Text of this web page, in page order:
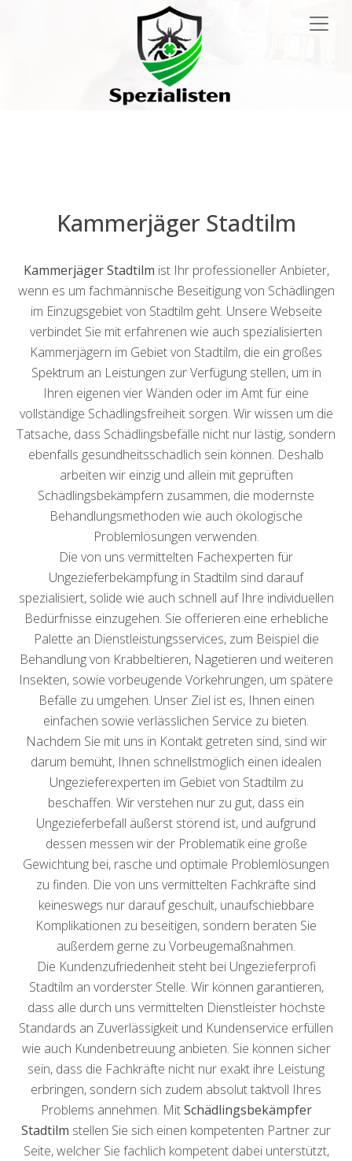
Kammerjäger Stadtilm
Kammerjäger Stadtilm ist Ihr professioneller Anbieter,
wenn es um fachmännische Beseitigung von Schädlingen
im Einzugsgebiet von Stadtilm geht. Unsere Webseite
verbindet Sie mit erfahrenen wie auch spezialisierten
Kammerjägern im Gebiet von Stadtilm, die ein großes
Spektrum an Leistungen zur Verfügung stellen, um in
Ihren eigenen vier Wänden oder im Amt für eine
vollständige Schädlingsfreiheit sorgen. Wir wissen um die
Tatsache, dass Schädlingsbefälle nicht nur lästig, sondern
ebenfalls gesundheitsschädlich sein können. Deshalb
arbeiten wir einzig und allein mit geprüften
Schädlingsbekämpfern zusammen, die modernste
Behandlungsmethoden wie auch ökologische
Problemlösungen verwenden.
Die von uns vermittelten Fachexperten für
Ungezieferbekämpfung in Stadtilm sind darauf
spezialisiert, solide wie auch schnell auf Ihre individuellen
Bedürfnisse einzugehen. Sie offerieren eine erhebliche
Palette an Dienstleistungsservices, zum Beispiel die
Behandlung von Krabbeltieren, Nagetieren und weiteren
Insekten, sowie vorbeugende Vorkehrungen, um spätere
Befälle zu umgehen. Unser Ziel ist es, Ihnen einen
einfachen sowie verlässlichen Service zu bieten.
Nachdem Sie mit uns in Kontakt getreten sind, sind wir
darum bemüht, Ihnen schnellstmöglich einen idealen
Ungezieferexperten im Gebiet von Stadtilm zu
beschaffen. Wir verstehen nur zu gut, dass ein
Ungezieferbefall äußerst störend ist, und aufgrund
dessen messen wir der Problematik eine große
Gewichtung bei, rasche und optimale Problemlösungen
zu finden. Die von uns vermittelten Fachkräfte sind
keineswegs nur darauf geschult, unaufschiebbare
Komplikationen zu beseitigen, sondern beraten Sie
außerdem gerne zu Vorbeugemaßnahmen.
Die Kundenzufriedenheit steht bei Ungezieferprofi
Stadtilm an vorderster Stelle. Wir können garantieren,
dass alle durch uns vermittelten Dienstleister höchste
Standards an Zuverlässigkeit und Kundenservice erfüllen
wie auch Kundenbetreuung anbieten. Sie können sicher
sein, dass die Fachkräfte nicht nur exakt ihre Leistung
erbringen, sondern sich zudem absolut taktvoll Ihres
Problems annehmen. MitSchädlingsbekämpfer
Stadtilm stellen Sie sich einen kompetenten Partner zur
Seite, welcher Sie fachlich kompetent dabei unterstützt,